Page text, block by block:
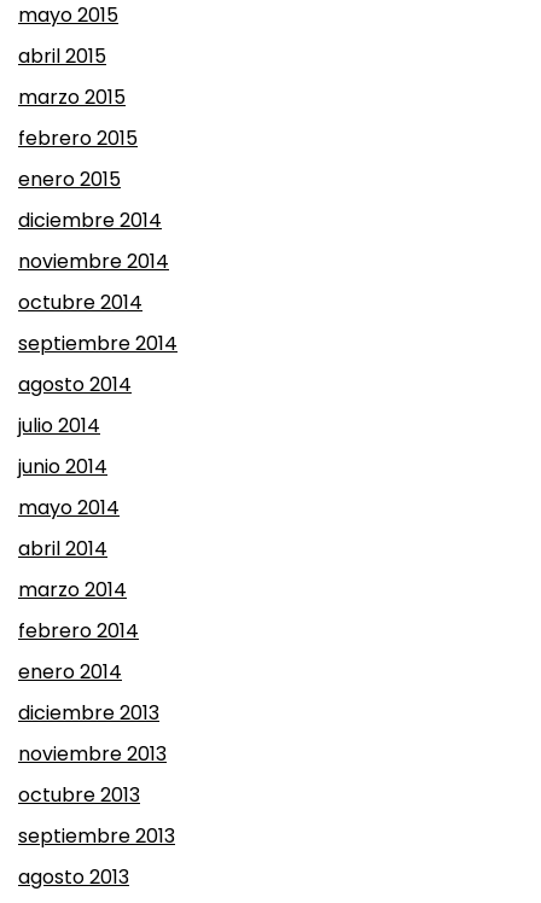
mayo 2015
abril 2015
marzo 2015
febrero 2015
enero 2015
diciembre 2014
noviembre 2014
octubre 2014
septiembre 2014
agosto 2014
julio 2014
junio 2014
mayo 2014
abril 2014
marzo 2014
febrero 2014
enero 2014
diciembre 2013
noviembre 2013
octubre 2013
septiembre 2013
agosto 2013